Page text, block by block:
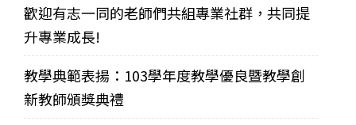
歡迎有志一同的老師們共組專業社群，共同提
升專業成長!
教學典範表揚：103學年度教學優良暨教學創
新教師頒獎典禮